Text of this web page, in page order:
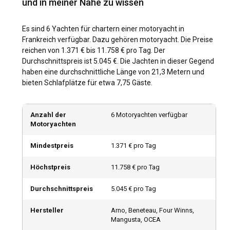
Was sind die beliebtesten Reiseziele und Routen
Die französische Riviera bietet eine Mischung aus Glamour
und Ursprünglichkeit und ist zweifellos ein Top-Segelrevier.
Auf der Route von Nizza nach St. Tropez können Sie
berühmte Städte und einsame Inseln entdecken. Für einen
Eindruck echter französischer Kultur bietet die
faszinierende Reise. Die korsischen Gewässer sind perfekt
für diejenigen, die sich nach einem bedeutenden Erlebnis
auf dem offenen Meer sehnen, und sind unbestritten die
Frankreich zu chartern?
Die Hauptzeit für Motoryachten zum Chartern in Frankreich
stärksten frequentiert ist. Allerdings bietet Ihnen die
Nebensaison den Luxus weniger Menschenmassen und
und in meiner Nähe zu wissen
Es sind 6 Yachten für chartern einer motoryacht in
Frankreich verfügbar. Dazu gehören motoryacht. Die Preise
reichen von 1.371 € bis 11.758 € pro Tag. Der
Durchschnittspreis ist 5.045 €. Die Jachten in dieser Gegend
haben eine durchschnittliche Länge von 21,3 Metern und
bieten Schlafplätze für etwa 7,75 Gäste.
Anzahl der
Motoryachten
6 Motoryachten verfügbar
Mindestpreis 1.371 € pro Tag
Höchstpreis 11.758 € pro Tag
Durchschnittspreis 5.045 € pro Tag
Hersteller
Arno, Beneteau, Four Winns,
Mangusta, OCEA